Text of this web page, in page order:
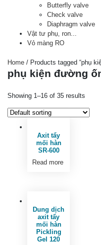
Butterfly valve
Check valve
Diaphragm valve
Vật tư phụ, ron...
Vỏ màng RO
Home / Products tagged “phụ
phụ kiện đường
Showing 1–16 of 35 results
Axit tẩy
mối hàn
SR-600
Read more
Dung dịch
axit tẩy
mối hàn
Pickling
Gel 120